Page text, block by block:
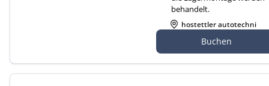
behandelt.
hostettler autotechni
sse 141, 9200 Gossau
Buchen